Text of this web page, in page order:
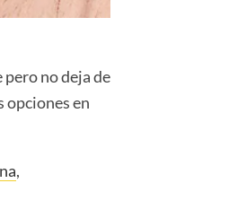
no deja de
opciones en
,